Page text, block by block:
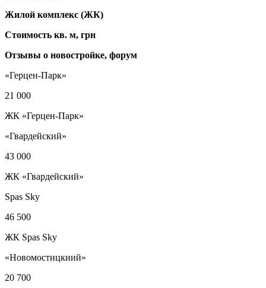
Жилой комплекс (ЖК)
Стоимость кв. м, грн
Отзывы о новостройке, форум
«Герцен-Парк»
21 000
ЖК «Герцен-Парк»
«Гвардейский»
43 000
ЖК «Гвардейский»
Spas Sky
46 500
ЖК Spas Sky
«Новомостицкиий»
20 700